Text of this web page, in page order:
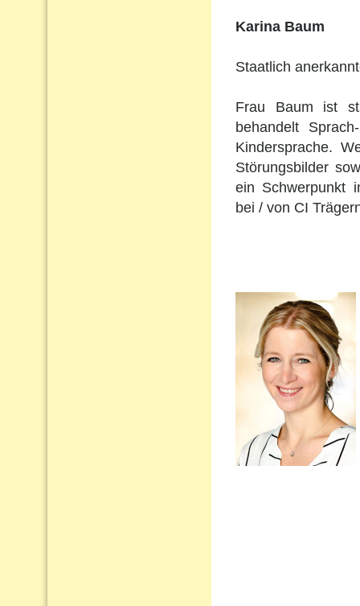
Karina Baum
Staatlich
Frau Baum ist
behandelt
Kindersprache.
Störungsbilder
ein Schwerpunkt
bei / von CI